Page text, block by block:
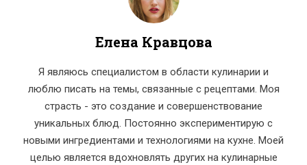
Елена Кравцова
Я являюсь специалистом в области кулинарии и
люблю писать на темы, связанные с рецептами. Моя
страсть - это создание и совершенствование
уникальных блюд. Постоянно экспериментирую с
новыми ингредиентами и технологиями на кухне. Моей
целью является вдохновлять других на кулинарные